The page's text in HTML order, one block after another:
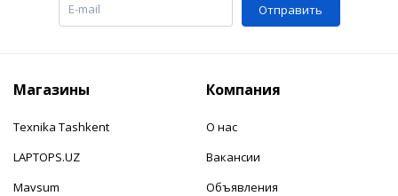
Отправить
Магазины
Texnika Tashkent
LAPTOPS.UZ
Mavsum
Компания
О нас
Вакансии
Объявления